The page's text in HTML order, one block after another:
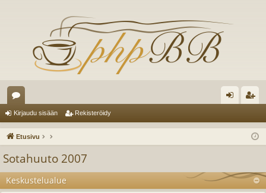
es
ku
ua
au ist
dy
Kirjaudu sisään Rekisteröidy
Etusivu
Sotahuuto 2007
Keskustelualue